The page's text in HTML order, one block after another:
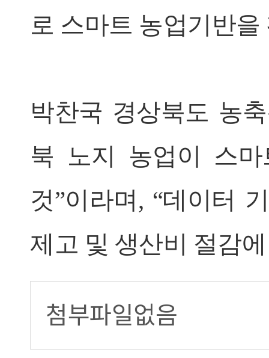
로 스마트 농업기반
박찬국 경상북도 농
북 노지 농업이 스
것”이라며, “데이터
제고 및 생산비 절감
첨부파일없음